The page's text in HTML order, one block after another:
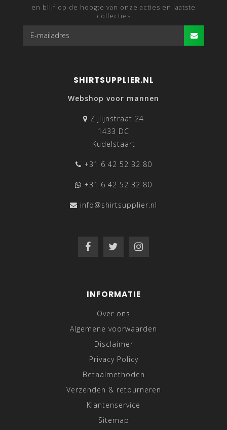
en blijf op de hoogte van onze acties en laatste
collecties
SHIRTSUPPLIER.NL
Webshop voor mannen
Zijlijnstraat 24
1433 DC
Kudelstaart
+31 6 42 52 32 80
+31 6 42 52 32 80
info@shirtsupplier.nl
INFORMATIE
Over ons
Algemene voorwaarden
Disclaimer
Privacy Policy
Betaalmethoden
Verzenden & retourneren
Klantenservice
Sitemap